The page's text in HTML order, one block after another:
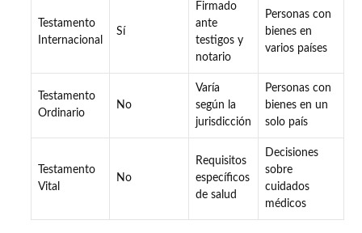
Testamento
Internacional
Sí
Firmado
ante
testigos y
notario
Personas con
bienes en
varios países
Testamento
Ordinario
No
Varía
según la
jurisdicción
Personas con
bienes en un
solo país
Testamento
Vital
No
Requisitos
específicos
de salud
Decisiones
sobre
cuidados
médicos